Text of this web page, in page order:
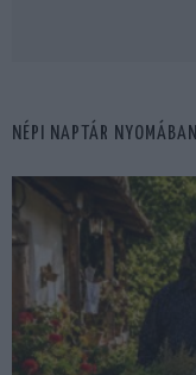
NÉPI NAPTÁR NYOMÁBAN